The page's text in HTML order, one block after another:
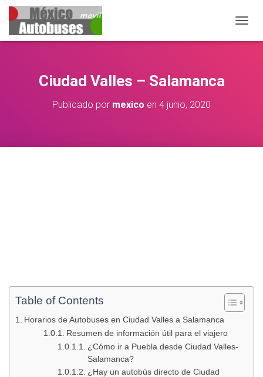
Ciudad Valles – Salamanca
Publicado por mexico en 4 junio, 2020
Table of Contents
Horarios de Autobuses en Ciudad Valles a Salamanca
Resumen de información útil para el viajero
¿Cómo ir a Puebla desde Ciudad Valles-
Salamanca?
¿Hay un autobús directo de Ciudad